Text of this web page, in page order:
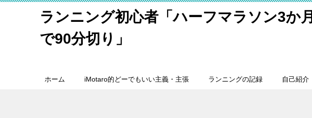
ランニング初心者「ハーフマラソン3か月
で90分切り」
ホーム iMotaro的どーでもいい主義・主張 ランニングの記録 自己紹介